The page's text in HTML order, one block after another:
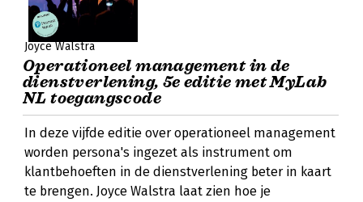
Joyce Walstra
Operationeel management in de
dienstverlening, 5e editie met MyLab
NL toegangscode
In deze vijfde editie over operationeel management
worden persona's ingezet als instrument om
klantbehoeften in de dienstverlening beter in kaart
te brengen. Joyce Walstra laat zien hoe je